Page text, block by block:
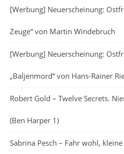
[Werbung] Neuerscheinung:
Zeuge“ von Martin Windebruch
[Werbung] Neuerscheinung:
„Baljenmord“ von Hans-Rainer
Robert Gold – Twelve Secrets.
(Ben Harper 1)
Sabrina Pesch – Fahr wohl,